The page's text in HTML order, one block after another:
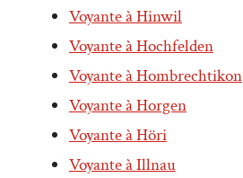
Voyante à Hinwil
Voyante à Hochfelden
Voyante à Hombrechtikon
Voyante à Horgen
Voyante à Höri
Voyante à Illnau